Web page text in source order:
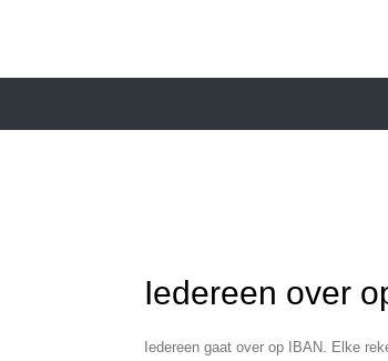
Iedereen over
Iedereen gaat over op IBAN. Elke